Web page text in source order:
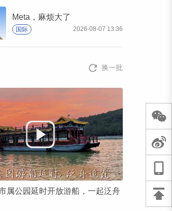
Meta，麻烦大了
国际 2026-08-07 13:36
换一批
属公园延时开放游船，一起泛舟